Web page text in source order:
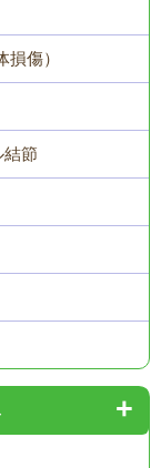
傷）
節